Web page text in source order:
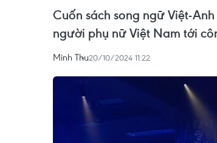
Cuốn sách song ngữ Việt-
người phụ nữ Việt Nam tới
Minh Thu20/10/2024 11:22